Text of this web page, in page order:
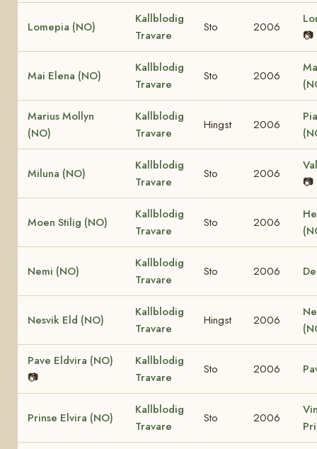
Lomepia (NO)
Kallblodig
Travare
Sto 2006
📷
Mai Elena (NO)
Kallblodig
Travare
Sto 2006
Marius Mollyn
(NO)
Kallblodig
Travare
Hingst 2006
Miluna (NO)
Kallblodig
Travare
Sto 2006
📷
Moen Stilig (NO)
Kallblodig
Travare
Sto 2006
Nemi (NO)
Kallblodig
Travare
Sto 2006
Nesvik Eld (NO)
Kallblodig
Travare
Hingst 2006
Pave Eldvira (NO)
📷
Kallblodig
Travare
Sto 2006
Prinse Elvira (NO)
Kallblodig
Travare
Sto 2006